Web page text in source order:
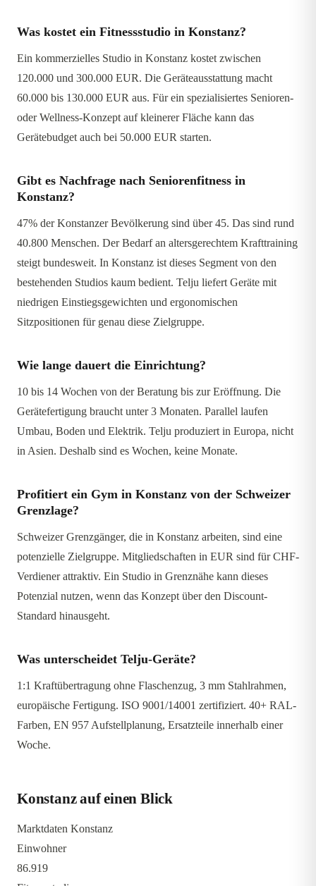
Was kostet ein Fitnessstudio in Konstanz?
Ein kommerzielles Studio in Konstanz kostet zwischen
120.000 und 300.000 EUR. Die Geräteausstattung macht
60.000 bis 130.000 EUR aus. Für ein spezialisiertes Senioren-
oder Wellness-Konzept auf kleinerer Fläche kann das
Gerätebudget auch bei 50.000 EUR starten.
Gibt es Nachfrage nach Seniorenfitness in
Konstanz?
47% der Konstanzer Bevölkerung sind über 45. Das sind rund
40.800 Menschen. Der Bedarf an altersgerechtem Krafttraining
steigt bundesweit. In Konstanz ist dieses Segment von den
bestehenden Studios kaum bedient. Telju liefert Geräte mit
niedrigen Einstiegsgewichten und ergonomischen
Sitzpositionen für genau diese Zielgruppe.
Wie lange dauert die Einrichtung?
10 bis 14 Wochen von der Beratung bis zur Eröffnung. Die
Gerätefertigung braucht unter 3 Monaten. Parallel laufen
Umbau, Boden und Elektrik. Telju produziert in Europa, nicht
in Asien. Deshalb sind es Wochen, keine Monate.
Profitiert ein Gym in Konstanz von der Schweizer
Grenzlage?
Schweizer Grenzgänger, die in Konstanz arbeiten, sind eine
potenzielle Zielgruppe. Mitgliedschaften in EUR sind für CHF-
Verdiener attraktiv. Ein Studio in Grenznähe kann dieses
Potenzial nutzen, wenn das Konzept über den Discount-
Standard hinausgeht.
Was unterscheidet Telju-Geräte?
1:1 Kraftübertragung ohne Flaschenzug, 3 mm Stahlrahmen,
europäische Fertigung. ISO 9001/14001 zertifiziert. 40+ RAL-
Farben, EN 957 Aufstellplanung, Ersatzteile innerhalb einer
Woche.
Konstanz auf einen Blick
Marktdaten Konstanz
Einwohner
86.919